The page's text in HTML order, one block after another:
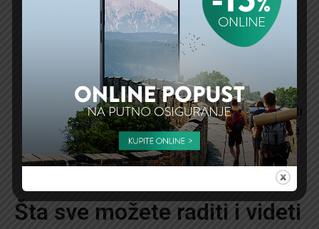
Plaža Faselis:Ako odete u obilazak drevnog
grada Faselisa, ne zaboravite da se bućnete na
istoimenoj plaži. Upozorenje: kamenita je, ne
Plaža Adrasan: Ako ste raspoloženi za malo
divljine, tu je plaža Adrasan koja će vas dočekati
netaknutom prirodom i fantastičnim pogledima
koje krase okolna brda.
Šta sve možete raditi i videti